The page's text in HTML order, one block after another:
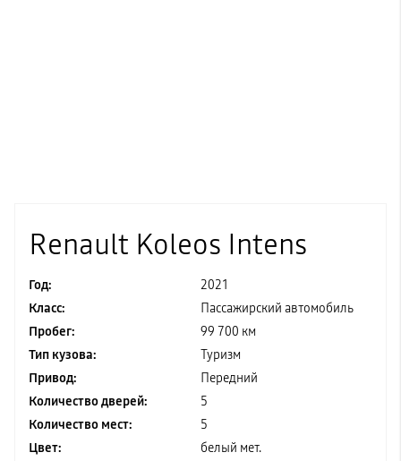
Renault Koleos Intens
Год:
2021
Класс:
Пассажирский автомобиль
Пробег:
99 700 км
Тип кузова:
Туризм
Привод:
Передний
Количество дверей:
5
Количество мест:
5
Цвет:
белый мет.